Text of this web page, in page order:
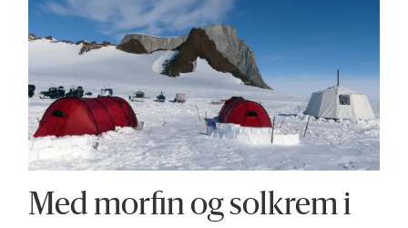
Med morfin og solkrem i